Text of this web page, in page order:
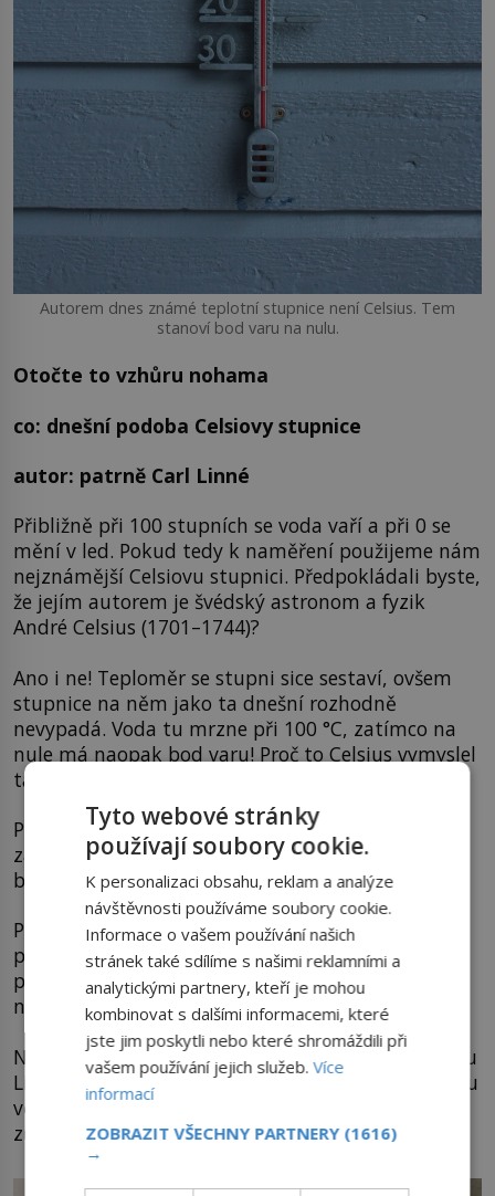
Autorem dnes známé teplotní stupnice není Celsius. Tem
stanoví bod varu na nulu.
Otočte to vzhůru nohama
co: dnešní podoba Celsiovy stupnice
autor: patrně Carl Linné
Přibližně při 100 stupních se voda vaří a při 0 se
mění v led. Pokud tedy k naměření použijeme nám
nejznámější Celsiovu stupnici. Předpokládali byste,
že jejím autorem je švédský astronom a fyzik
André Celsius (1701–1744)?
Ano i ne! Teploměr se stupni sice sestaví, ovšem
stupnice na něm jako ta dnešní rozhodně
nevypadá. Voda tu mrzne při 100 °C, zatímco na
nule má naopak bod varu! Proč to Celsius vymyslel
takto nelogicky?
Patrně se chtěl při měření teploty vyhnout
záporným číslům. Většina běžných teplot takto
byla kladná.
Přirozeně to však přeci jen cítíme jinak, s
přibývajícím teplem přibývají i čísla, a tak je hned
po Celsiově smrti stupnici obrácena vzhůru
nohama!
Některé zdroje přisuzují změnu přírodovědci Carlu
Linnému (1707–1778), jiné neznámému kolektivitu
vědců, podstatné však je to, že nám nová verze
zůstane dodnes.
Tyto webové stránky
používají soubory cookie.
K personalizaci obsahu, reklam a analýze
návštěvnosti používáme soubory cookie.
Informace o vašem používání našich
stránek také sdílíme s našimi reklamními a
analytickými partnery, kteří je mohou
kombinovat s dalšími informacemi, které
jste jim poskytli nebo které shromáždili při
vašem používání jejich služeb.Více
informací
ZOBRAZIT VŠECHNY PARTNERY (1616)
→